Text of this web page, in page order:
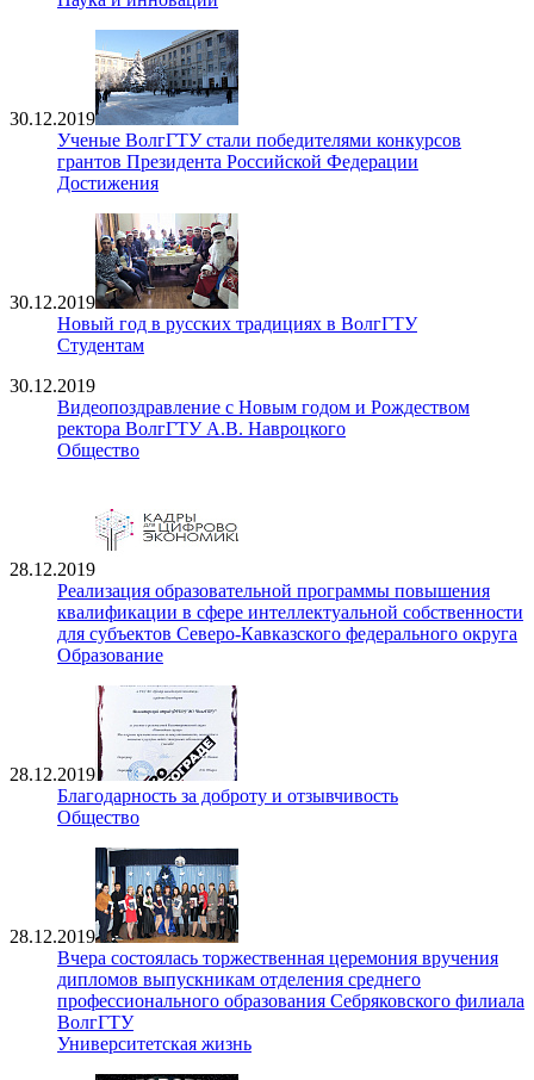
30.12.2019
Ученые ВолгГТУ стали победителями конкурсов
грантов Президента Российской Федерации
Достижения
30.12.2019
Новый год в русских традициях в ВолгГТУ
Студентам
30.12.2019
Видеопоздравление с Новым годом и Рождеством
ректора ВолгГТУ А.В. Навроцкого
Общество
28.12.2019
Реализация образовательной программы повышения
квалификации в сфере интеллектуальной собственности
для субъектов Северо-Кавказского федерального округа
Образование
28.12.2019
Благодарность за доброту и отзывчивость
Общество
28.12.2019
Вчера состоялась торжественная церемония вручения
дипломов выпускникам отделения среднего
профессионального образования Себряковского филиала
ВолгГТУ
Университетская жизнь